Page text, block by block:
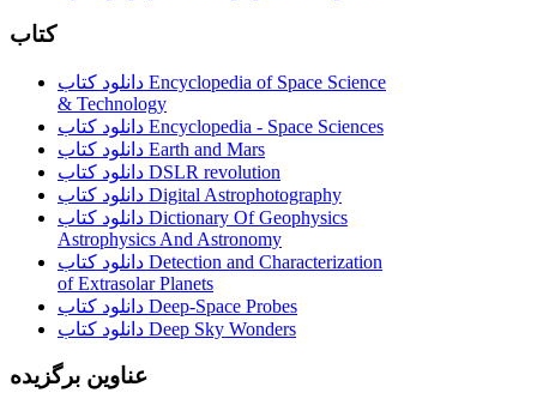
کتاب
دانلود کتاب Encyclopedia of Space Science
& Technology
دانلود کتاب Encyclopedia - Space Sciences
دانلود کتاب Earth and Mars
دانلود کتاب DSLR revolution
دانلود کتاب Digital Astrophotography
دانلود کتاب Dictionary Of Geophysics
Astrophysics And Astronomy
دانلود کتاب Detection and Characterization
of Extrasolar Planets
دانلود کتاب Deep-Space Probes
دانلود کتاب Deep Sky Wonders
عناوین برگزیده